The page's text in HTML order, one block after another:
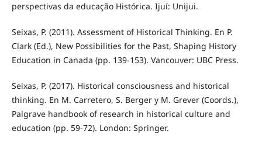
perspectivas da educação Histórica. Ijuí: Unijui.
Seixas, P. (2011). Assessment of Historical Thinking. En P.
Clark (Ed.), New Possibilities for the Past, Shaping History
Education in Canada (pp. 139-153). Vancouver: UBC Press.
Seixas, P. (2017). Historical consciousness and historical
thinking. En M. Carretero, S. Berger y M. Grever (Coords.),
Palgrave handbook of research in historical culture and
education (pp. 59-72). London: Springer.